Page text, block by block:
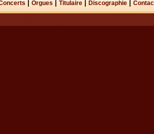
Orgues Titulaire Discographie